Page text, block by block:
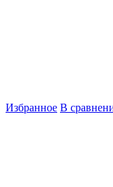
Избранное В